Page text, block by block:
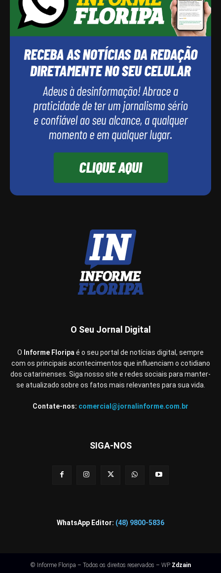
O Seu Jornal Digital
O Informe Floripa é o seu portal de notícias digital, sempre
com os principais acontecimentos que influenciam o cotidiano
dos catarinenses. Siga nosso site e redes sociais para manter-
se atualizado sobre os fatos mais relevantes para sua vida.
Contate-nos: comercial@jornalinforme.com.br
SIGA-NOS
WhatsApp Editor: (48) 9800-5836
© Informe Floripa – Todos os direitos reservados – WP Zdzain